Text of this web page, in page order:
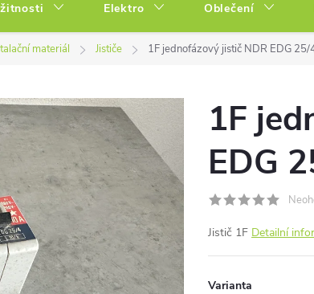
Elektro Oblečení
materiál Jističe 1F jednofázový jistič NDR EDG 25/
1F
EDG
Jistič 1F Detailní
Varianta